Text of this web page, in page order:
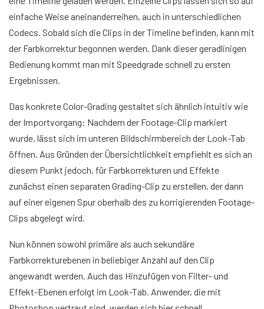
einfache Weise aneinanderreihen, auch in unterschiedlichen
Codecs. Sobald sich die Clips in der Timeline befinden, kann mit
der Farbkorrektur begonnen werden. Dank dieser geradlinigen
Bedienung kommt man mit Speedgrade schnell zu ersten
Ergebnissen.
Das konkrete Color-Grading gestaltet sich ähnlich intuitiv wie
der Importvorgang: Nachdem der Footage-Clip markiert
wurde, lässt sich im unteren Bildschirmbereich der Look-Tab
öffnen. Aus Gründen der Übersichtlichkeit empfiehlt es sich an
diesem Punkt jedoch, für Farbkorrekturen und Effekte
zunächst einen separaten Grading-Clip zu erstellen, der dann
auf einer eigenen Spur oberhalb des zu korrigierenden Footage-
Clips abgelegt wird.
Nun können sowohl primäre als auch sekundäre
Farbkorrekturebenen in beliebiger Anzahl auf den Clip
angewandt werden. Auch das Hinzufügen von Filter- und
Effekt-Ebenen erfolgt im Look-Tab. Anwender, die mit